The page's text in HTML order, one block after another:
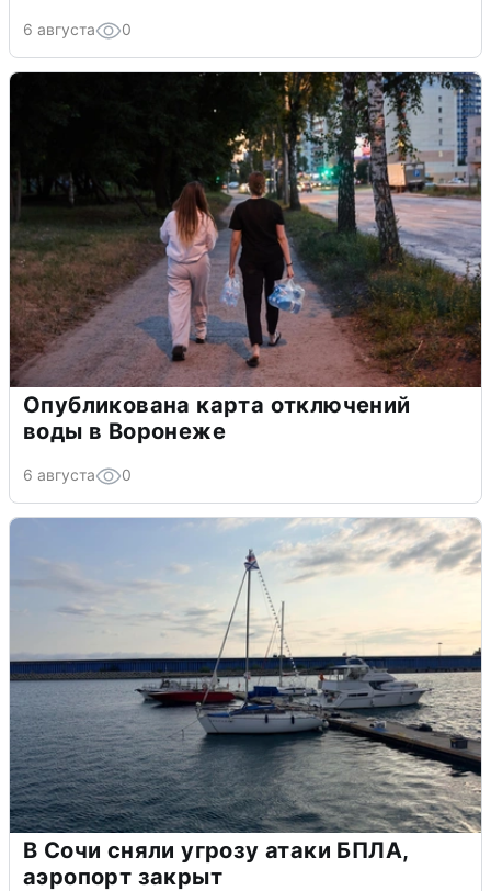
6 августа 0
Опубликована карта отключений
воды в Воронеже
6 августа 0
В Сочи сняли угрозу атаки БПЛА,
аэропорт закрыт